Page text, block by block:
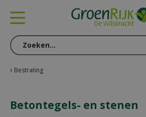
Bestrating
Betontegels- en stenen